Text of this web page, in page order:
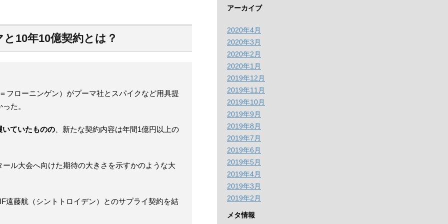
10年10億契約とは？
ローニンゲン）がプーマ社とスパイクなど用具提
た。
ていたものの 、新たな契約内容は年間1億円以上の
ル大会へ向けた期待の大きさを示すかのような大
遠藤航（シントトロイデン）とのサプライ契約を結
アーカイブ
2020年4月
2020年3月
2020年2月
2020年1月
2019年12月
2019年11月
2019年10月
2019年9月
2019年8月
2019年7月
2019年6月
2019年5月
2019年4月
2019年3月
2019年2月
メタ情報